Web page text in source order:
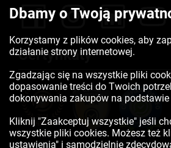
Certyfikaty
Dbamy o Twoją
Korzystamy z plików cookies, aby
działanie strony internetowej.
Zgadzając się na wszystkie pliki
dopasowanie treści do Twoich
dokonywania zakupów na
Kliknij "Zaakceptuj wszystkie" jeśli
wszystkie pliki cookies. Możesz też
ustawienia" i samodzielnie